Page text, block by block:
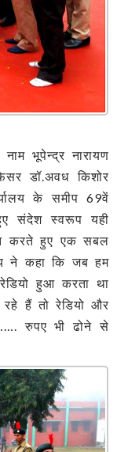
भूपेन्द्र नारायण
डॉ.अवध किशोर
के समीप 69वें
संदेश स्वरूप यही
करते हुए एक सबल
ने कहा कि जब हम
हुआ करता था
हैं तो रेडियो और
रुपए भी ढोने से